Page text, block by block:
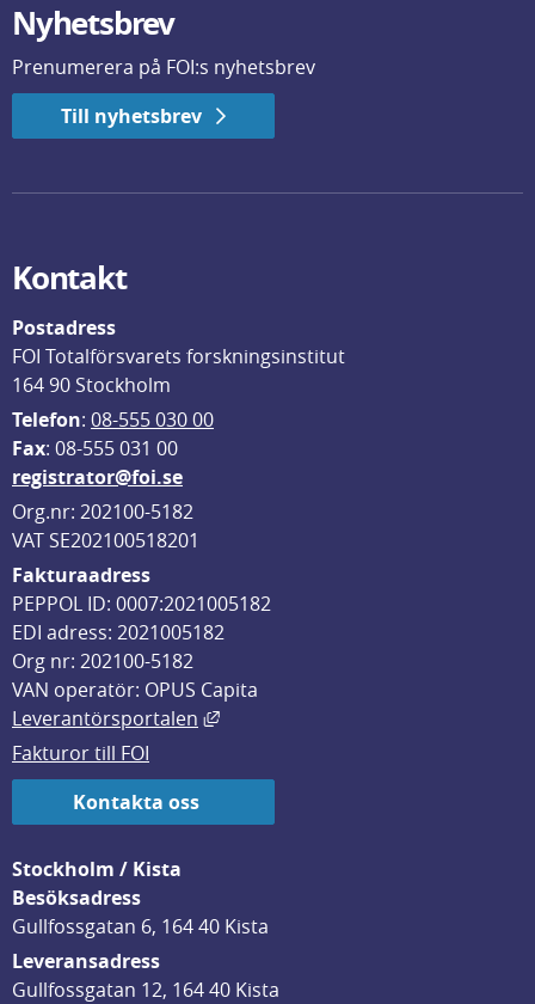
Nyhetsbrev
Prenumerera på FOI:s nyhetsbrev
Till nyhetsbrev
Kontakt
Postadress
FOI Totalförsvarets forskningsinstitut
164 90 Stockholm
Telefon: 08-555 030 00
Fax: 08-555 031 00
registrator@foi.se
Org.nr: 202100-5182
VAT SE202100518201
Fakturaadress
PEPPOL ID: 0007:2021005182
EDI adress: 2021005182
Org nr: 202100-5182
VAN operatör: OPUS Capita
Leverantörsportalen
Länk till annan webbplats, öppnas
Fakturor till FOI
Kontakta oss
Stockholm / Kista
Besöksadress
Gullfossgatan 6, 164 40 Kista
Leveransadress
Gullfossgatan 12, 164 40 Kista